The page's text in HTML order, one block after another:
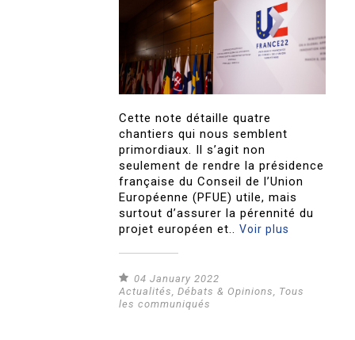
Cette note détaille quatre
chantiers qui nous semblent
primordiaux. Il s’agit non
seulement de rendre la présidence
française du Conseil de l’Union
Européenne (PFUE) utile, mais
surtout d’assurer la pérennité du
projet européen et..Voir plus
04 January 2022
Actualités ,Débats & Opinions
Tous
les communiqués